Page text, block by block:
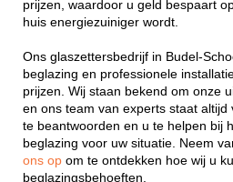
prijzen, waardoor u geld bespaart
huis energiezuiniger wordt.
Ons glaszettersbedrijf in Budel-
beglazing en professionele
prijzen. Wij staan bekend om onze
en ons team van experts staat
te beantwoorden en u te helpen bij
beglazing voor uw situatie. Neem
ons op om te ontdekken hoe wij u
beglazingsbehoeften.